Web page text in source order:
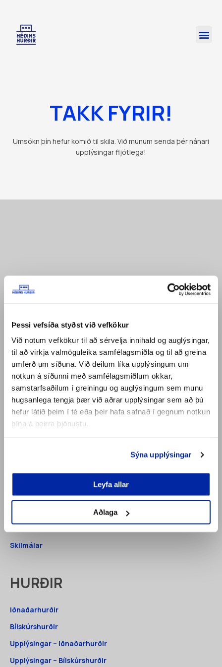
Þessi vefsíða styðst við vefkökur
Við notum vefkökur til að sérvelja innihald og auglýsingar,
til að virkja valmöguleika samfélagsmiðla og til að greina
umferð um síðuna. Við deilum líka upplýsingum um
notkun á síðunni með samfélagsmiðlum okkar,
samstarfsaðilum í greiningu og auglýsingum sem munu
hugsanlega tengja þær við aðrar upplýsingar sem að þú
hefur látið þeim í té eða þeir hafa safnað í gegnum notkun
þína á þeirra þjónustu.
Sýna upplýsingar
Leyfa allar
Aðlaga
content
TAKK FYRIR!
Umsókn þín hefur komið til skila. Við munum senda þér nánari
upplýsingar fljótlega!
UM OKKUR
Fyrri verk
Skilmálar
HURÐIR
Iðnaðarhurðir
Bílskúrshurðir
Upplýsingar – Iðnaðarhurðir
Upplýsingar – Bílskúrshurðir